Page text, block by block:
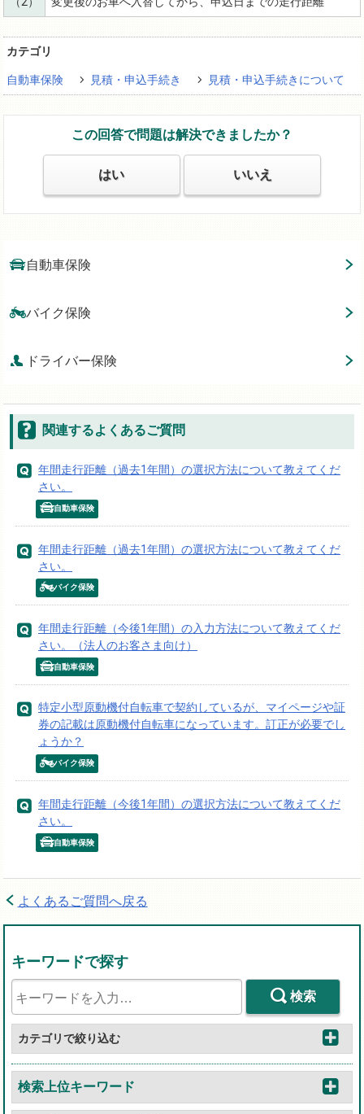
カテゴリ
自動車保険 見積・申込手続き 見積・申込手続きについて
この回答で問題は解決できましたか？
はい いいえ
自動車保険
バイク保険
ドライバー保険
関連するよくあるご質問
年間走行距離（過去1年間）の選択方法について教えてくだ
さい。
自動車保険
年間走行距離（過去1年間）の選択方法について教えてくだ
さい。
バイク保険
年間走行距離（今後1年間）の入力方法について教えてくだ
さい。（法人のお客さま向け）
自動車保険
特定小型原動機付自転車で契約しているが、マイページや証
券の記載は原動機付自転車になっています。訂正が必要でし
ょうか？
バイク保険
年間走行距離（今後1年間）の選択方法について教えてくだ
さい。
自動車保険
よくあるご質問へ戻る
キーワードで探す
検索
カテゴリで絞り込む
検索上位キーワード